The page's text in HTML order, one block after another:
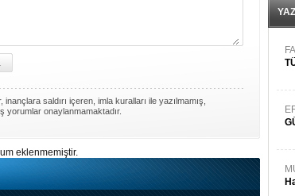
saldırı içeren, imla kuralları ile yazılmamış,
yorumlar onaylanmamaktadır.
eklenmemiştir.